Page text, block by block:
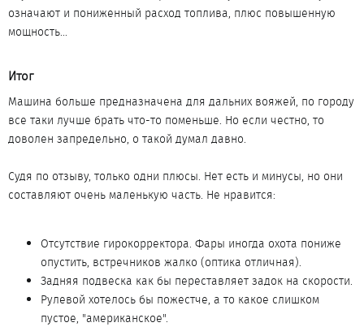
означают и пониженный расход топлива, плюс повышенную
мощность...
Итог​
Машина больше предназначена для дальних вояжей, по городу
все таки лучше брать что-то поменьше. Но если честно, то
доволен запредельно, о такой думал давно.
Судя по отзыву, только одни плюсы. Нет есть и минусы, но они
составляют очень маленькую часть. Не нравится:
Отсутствие гирокорректора. Фары иногда охота пониже
опустить, встречников жалко (оптика отличная).
Задняя подвеска как бы переставляет задок на скорости.
Рулевой хотелось бы пожестче, а то какое слишком
пустое, "американское".